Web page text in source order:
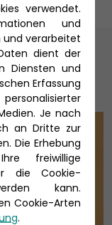
verwendet.
und
und verarbeitet
dient der
Diensten und
Erfassung
Je nach
an Dritte zur
Die Erhebung
freiwillige
die Cookie-
kann.
Cookie-Arten
.